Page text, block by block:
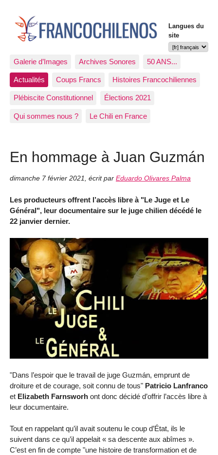
Langues du
site
Galerie d’Images Archives Sonores 50 ANS...
Actualités Coups Francs Histoires Francochiliennes
Plébiscite Constitutionnel Élections 2021
Qui sommes nous ? Le Chili en France
En hommage à Juan Guzmán
dimanche 7 février 2021, écrit par Eduardo Olivares Palma
Les producteurs offrent l’accès libre à "Le Juge et Le
Général", leur documentaire sur le juge chilien décédé le
22 janvier dernier.
"Dans l’espoir que le travail de juge Guzmán, emprunt de
droiture et de courage, soit connu de tous" Patricio Lanfranco
et Elizabeth Farnsworh ont donc décidé d’offrir l’accès libre à
leur documentaire.
Tout en rappelant qu’il avait soutenu le coup d’État, ils le
suivent dans ce qu’il appelait « sa descente aux abîmes ».
C’est en fin de compte "une histoire de transformation et de